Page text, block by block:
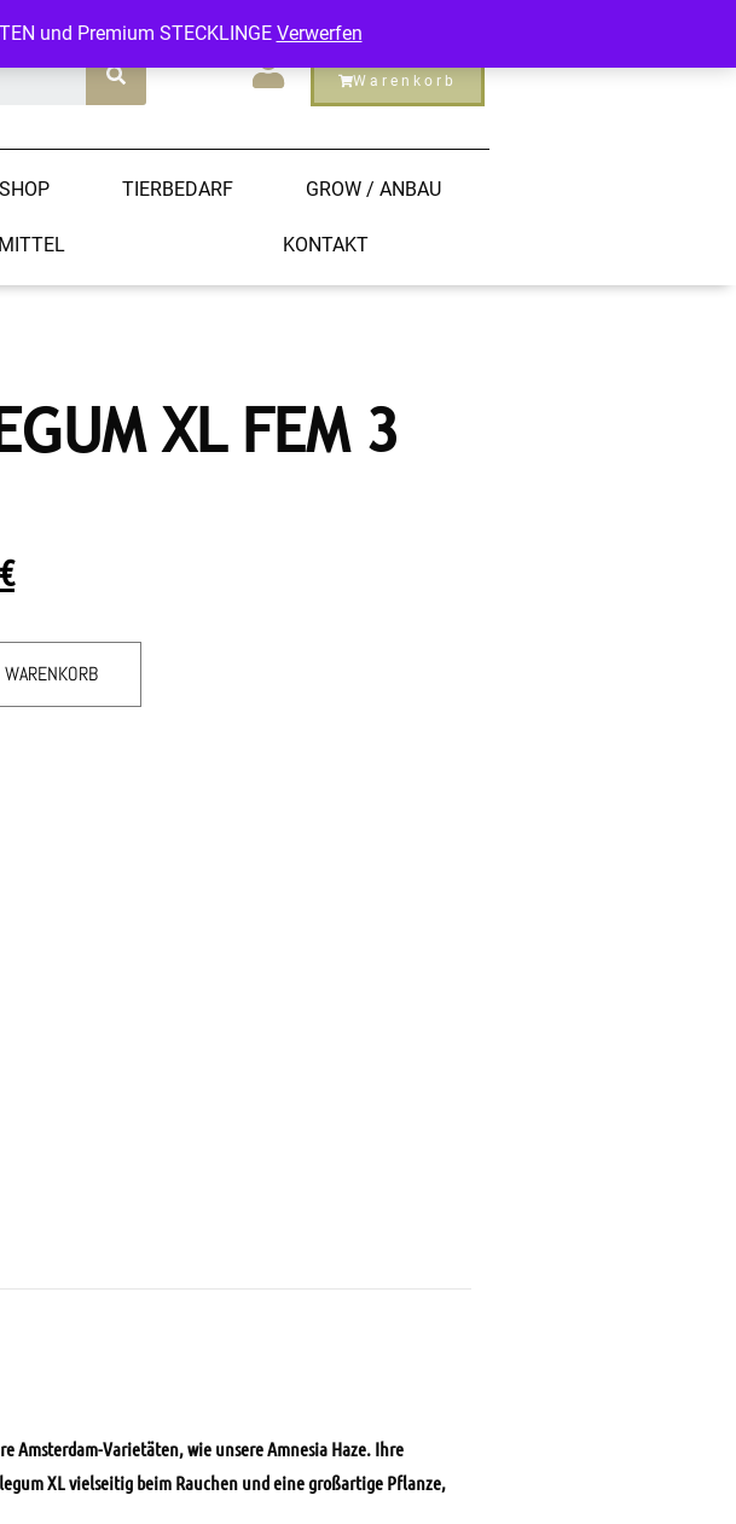
und Premium STECKLINGE Verwerfen
Warenkorb
TIERBEDARF GROW / ANBAU
KONTAKT
XL FEM 3
€
Amsterdam-Varietäten, wie unsere Amnesia Haze. Ihre
XL vielseitig beim Rauchen und eine großartige Pflanze,